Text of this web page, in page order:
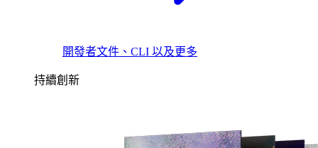
開發者文件、CLI 以及更多
持續創新